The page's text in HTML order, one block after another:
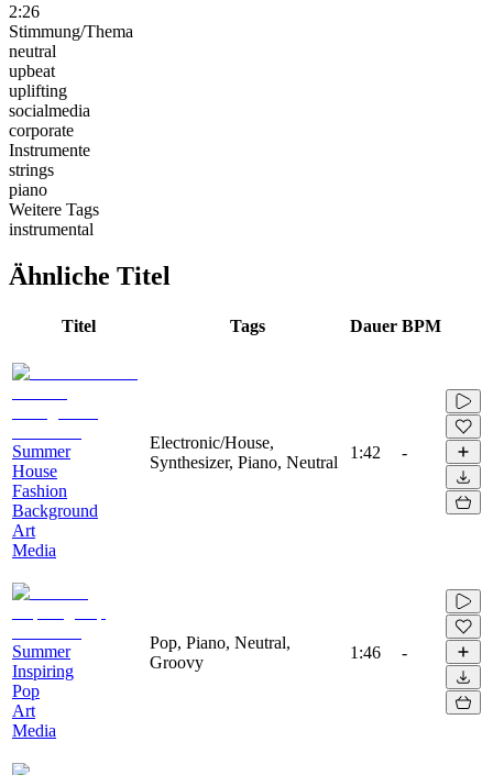
2:26
Stimmung/Thema
neutral
upbeat
uplifting
socialmedia
corporate
Instrumente
strings
piano
Weitere Tags
instrumental
Ähnliche Titel
Titel Tags Dauer BPM
Summer
House
Fashion
Background
Art
Media
Electronic/House,
Synthesizer, Piano, Neutral
1:42 -
Summer
Inspiring
Pop
Art
Media
Pop, Piano, Neutral,
Groovy
1:46 -